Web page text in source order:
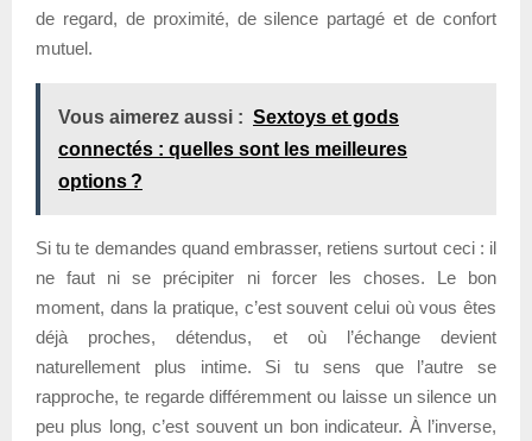
de regard, de proximité, de silence partagé et de confort
mutuel.
Vous aimerez aussi : Sextoys et gods
connectés : quelles sont les meilleures
options ?
Si tu te demandes quand embrasser, retiens surtout ceci : il
ne faut ni se précipiter ni forcer les choses. Le bon
moment, dans la pratique, c’est souvent celui où vous êtes
déjà proches, détendus, et où l’échange devient
naturellement plus intime. Si tu sens que l’autre se
rapproche, te regarde différemment ou laisse un silence un
peu plus long, c’est souvent un bon indicateur. À l’inverse,